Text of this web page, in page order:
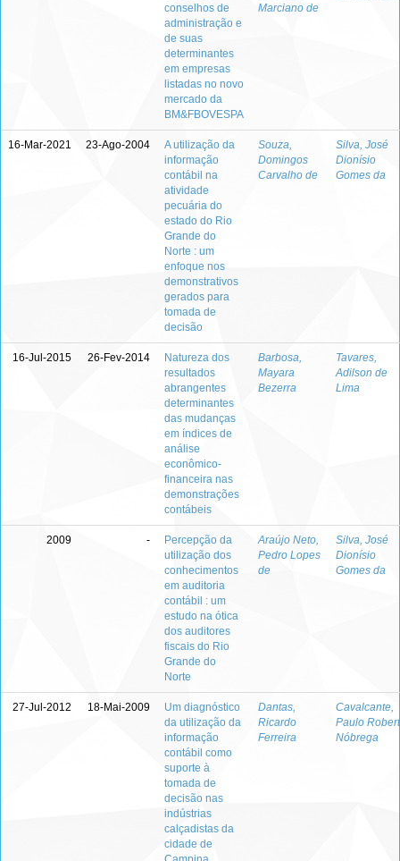
conselhos de
administração e
de suas
determinantes
em empresas
listadas no novo
mercado da
BM&FBOVESPA
Marciano de
16-Mar-2021 23-Ago-2004
A utilização da
informação
contábil na
atividade
pecuária do
estado do Rio
Grande do
Norte : um
enfoque nos
demonstrativos
gerados para
tomada de
decisão
Souza,
Domingos
Carvalho de
Silva, José
Dionísio
Gomes da
16-Jul-2015 26-Fev-2014
Natureza dos
resultados
abrangentes
determinantes
das mudanças
em índices de
análise
econômico-
financeira nas
demonstrações
contábeis
Barbosa,
Mayara
Bezerra
Tavares,
Adilson de
Lima
2009 -
Percepção da
utilização dos
conhecimentos
em auditoria
contábil : um
estudo na ótica
dos auditores
fiscais do Rio
Grande do
Norte
Araújo Neto,
Pedro Lopes
de
Silva, José
Dionísio
Gomes da
27-Jul-2012 18-Mai-2009
Um diagnóstico
da utilização da
informação
contábil como
suporte à
tomada de
decisão nas
indústrias
calçadistas da
cidade de
Dantas,
Ricardo
Ferreira
Cavalcante,
Paulo
Nóbrega